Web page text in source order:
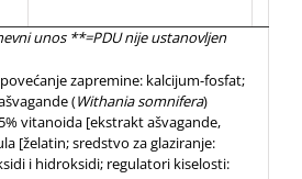
unos **=PDU nije ustanovljen
zapremine: kalcijum-fosfat;
(Withania somnifera)
vitanoida [ekstrakt ašvagande,
[želatin; sredstvo za glaziranje:
i hidroksidi; regulatori kiselosti: